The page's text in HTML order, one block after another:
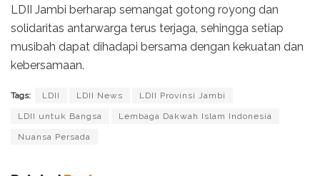
LDII Jambi berharap semangat gotong royong dan
solidaritas antarwarga terus terjaga, sehingga setiap
musibah dapat dihadapi bersama dengan kekuatan dan
kebersamaan.
Tags: LDII LDII News LDII Provinsi Jambi
LDII untuk Bangsa Lembaga Dakwah Islam Indonesia
Nuansa Persada